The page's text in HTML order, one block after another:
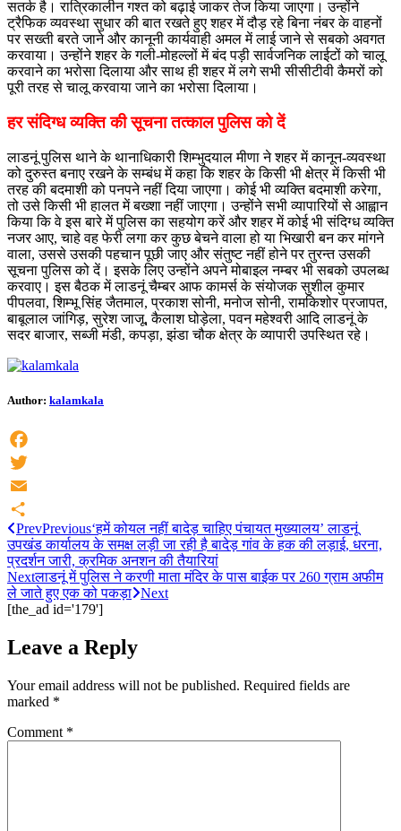
सतर्क है। रात्रिकालीन गश्त को बढ़ाई जाकर तेज किया जाएगा। उन्होंने
ट्रैफिक व्यवस्था सुधार की बात रखते हुए शहर में दौड़ रहे बिना नंबर के वाहनों
पर सख्ती बरते जाने और कानूनी कार्यवाही अमल में लाई जाने से सबको अवगत
करवाया। उन्होंने शहर के गली-मोहल्लों में बंद पड़ी सार्वजनिक लाईटों को चालू
करवाने का भरोसा दिलाया और साथ ही शहर में लगे सभी सीसीटीवी कैमरों को
पूरी तरह से चालू करवाया जाने का भरोसा दिलाया।
हर संदिग्ध व्यक्ति की सूचना तत्काल पुलिस को दें
लाडनूं पुलिस थाने के थानाधिकारी शिम्भुदयाल मीणा ने शहर में कानून-व्यवस्था
को दुरुस्त बनाए रखने के सम्बंध में कहा कि शहर के किसी भी क्षेत्र में किसी भी
तरह की बदमाशी को पनपने नहीं दिया जाएगा। कोई भी व्यक्ति बदमाशी करेगा,
तो उसे किसी भी हालत में बख्शा नहीं जाएगा। उन्होंने सभी व्यापारियों से आह्वान
किया कि वे इस बारे में पुलिस का सहयोग करें और शहर में कोई भी संदिग्ध व्यक्ति
नजर आए, चाहे वह फेरी लगा कर कुछ बेचने वाला हो या भिखारी बन कर मांगने
वाला, उससे उसकी पहचान पूछी जाए और संतुष्ट नहीं होने पर तुरन्त उसकी
सूचना पुलिस को दें। इसके लिए उन्होंने अपने मोबाइल नम्बर भी सबको उपलब्ध
करवाए। इस बैठक में लाडनूं चैम्बर आफ कामर्स के संयोजक सुशील कुमार
पीपलवा, शिम्भू सिंह जैतमाल, प्रकाश सोनी, मनोज सोनी, रामकिशोर प्रजापत,
बाबूलाल जांगिड़, सुरेश जाजू, कैलाश घोड़ेला, पवन महेश्वरी आदि लाडनूं के
सदर बाजार, सब्जी मंडी, कपड़ा, झंडा चौक क्षेत्र के व्यापारी उपस्थित रहे।
Author: kalamkala
Facebook
Twitter
Email
Share
PrevPrevious‘हमें कोयल नहीं बादेड़ चाहिए पंचायत मुख्यालय’ लाडनूं
उपखंड कार्यालय के समक्ष लड़ी जा रही है बादेड़ गांव के हक की लड़ाई, धरना,
प्रदर्शन जारी, क्रमिक अनशन की तैयारियां
Nextलाडनूं में पुलिस ने करणी माता मंदिर के पास बाईक पर 260 ग्राम अफीम
ले जाते हुए एक को पकड़ा Next
[the_ad id='179']
Leave a Reply
Your email address will not be published. Required fields are
marked *
Comment *